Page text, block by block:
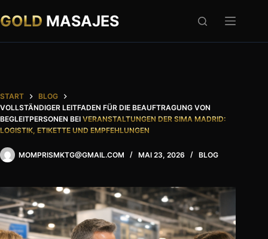
Inhalt
springen
GOLD MASAJES
START
BLOG
VOLLSTÄNDIGER LEITFADEN FÜR DIE BEAUFTRAGUNG VON
BEGLEITPERSONEN BEI VERANSTALTUNGEN DER SIMA MADRID:
LOGISTIK, ETIKETTE UND EMPFEHLUNGEN
MOMPRISMKTG@GMAIL.COM MAI 23, 2026 BLOG